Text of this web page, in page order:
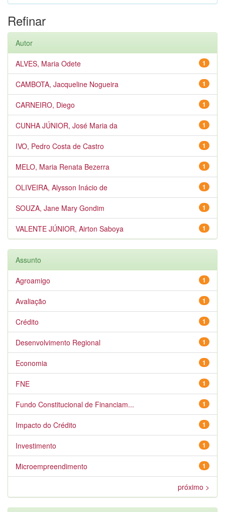
Refinar
Autor
1
ALVES, Maria Odete
1
CAMBOTA, Jacqueline Nogueira
1
CARNEIRO, Diego
1
CUNHA JÚNIOR, José Maria da
1
IVO, Pedro Costa de Castro
1
MELO, Maria Renata Bezerra
1
OLIVEIRA, Alysson Inácio de
1
SOUZA, Jane Mary Gondim
1
VALENTE JÚNIOR, Airton Saboya
Assunto
1
Agroamigo
1
Avaliação
1
Crédito
1
Desenvolvimento Regional
1
Economia
1
FNE
1
Fundo Constitucional de Financiam...
1
Impacto do Crédito
1
Investimento
1
Microempreendimento
próximo >